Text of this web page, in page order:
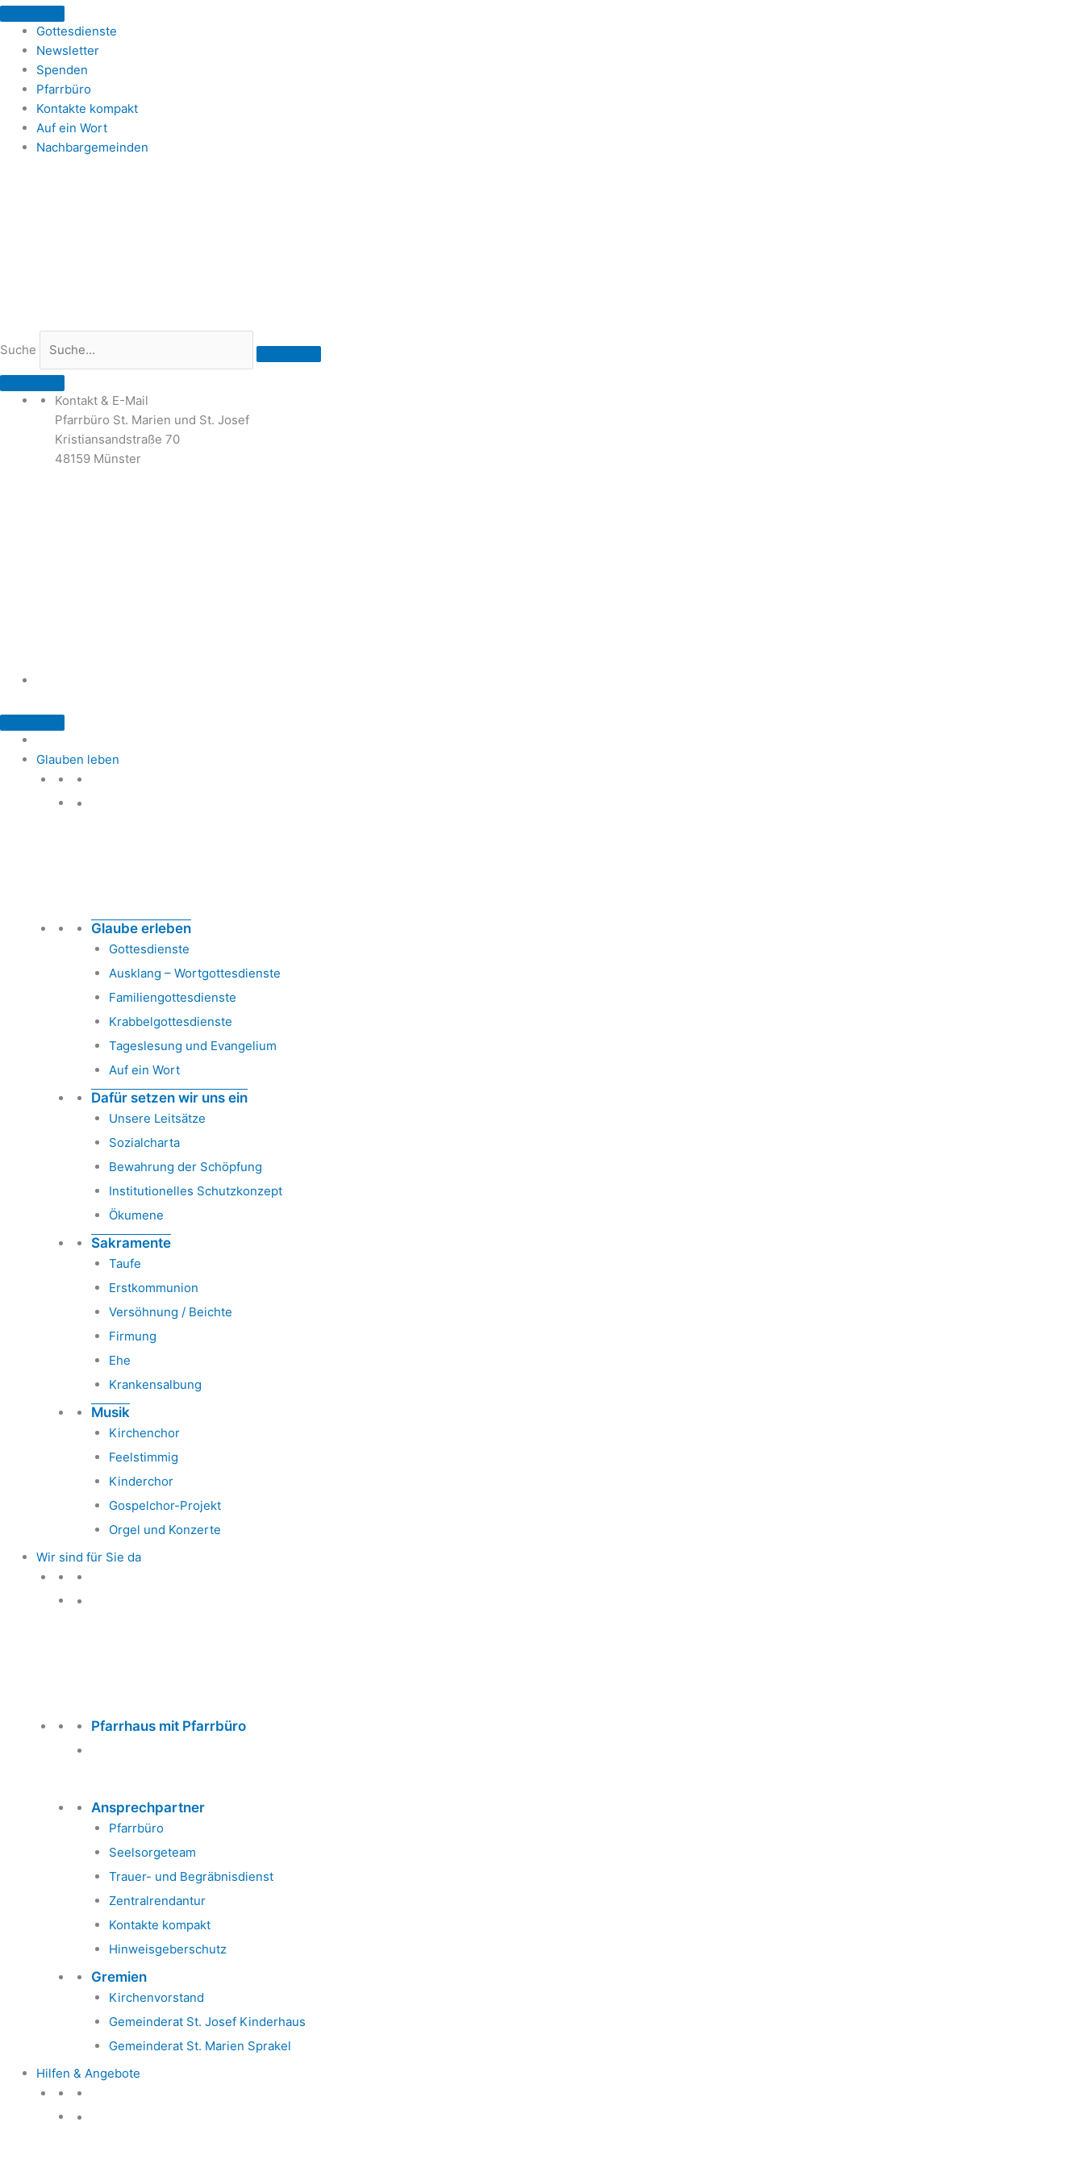
Zum
Inhalt
springen
Gottesdienste
Newsletter
Spenden
Pfarrbüro
Kontakte kompakt
Auf ein Wort
Nachbargemeinden
Suche
Kontakt & E-Mail
Pfarrbüro St. Marien und St. Josef
Kristiansandstraße 70
48159 Münster
Glauben leben
Glaube erleben
Gottesdienste
Ausklang – Wortgottesdienste
Familiengottesdienste
Krabbelgottesdienste
Tageslesung und Evangelium
Auf ein Wort
Dafür setzen wir uns ein
Unsere Leitsätze
Sozialcharta
Bewahrung der Schöpfung
Institutionelles Schutzkonzept
Ökumene
Sakramente
Taufe
Erstkommunion
Versöhnung / Beichte
Firmung
Ehe
Krankensalbung
Musik
Kirchenchor
Feelstimmig
Kinderchor
Gospelchor-Projekt
Orgel und Konzerte
Wir sind für Sie da
Pfarrhaus mit Pfarrbüro
Ansprechpartner
Pfarrbüro
Seelsorgeteam
Trauer- und Begräbnisdienst
Zentralrendantur
Kontakte kompakt
Hinweisgeberschutz
Gremien
Kirchenvorstand
Gemeinderat St. Josef Kinderhaus
Gemeinderat St. Marien Sprakel
Hilfen & Angebote